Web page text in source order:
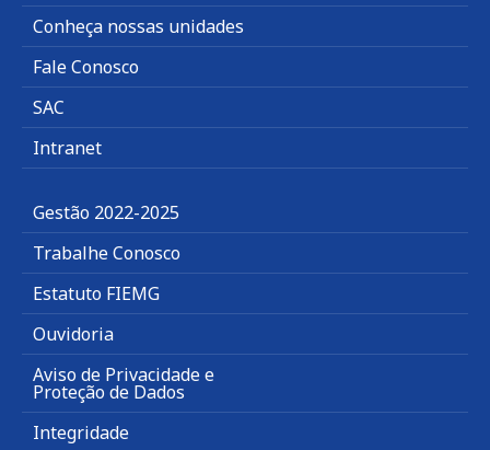
Conheça nossas unidades
Fale Conosco
SAC
Intranet
Gestão 2022-2025
Trabalhe Conosco
Estatuto FIEMG
Ouvidoria
Aviso de Privacidade e
Proteção de Dados
Integridade